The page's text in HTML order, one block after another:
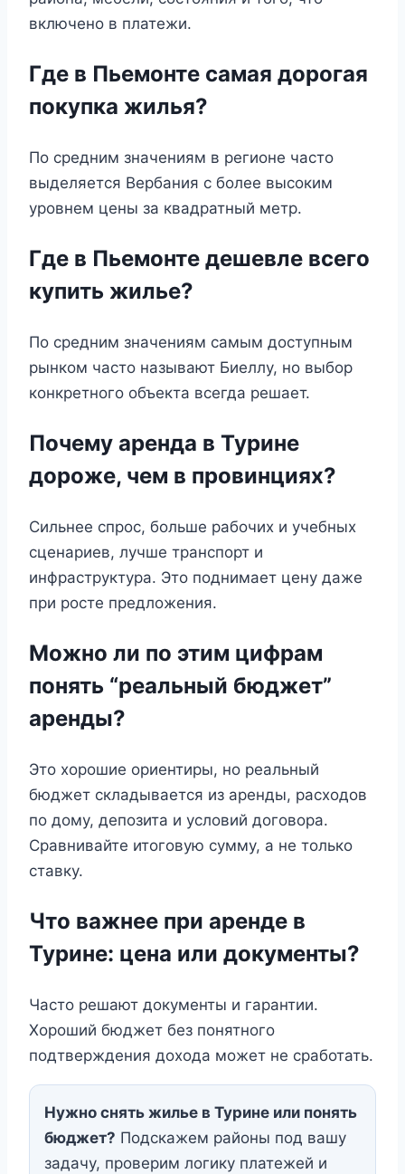
включено в платежи.
Где в Пьемонте самая дорогая
покупка жилья?
По средним значениям в регионе часто
выделяется Вербания с более высоким
уровнем цены за квадратный метр.
Где в Пьемонте дешевле всего
купить жилье?
По средним значениям самым доступным
рынком часто называют Биеллу, но выбор
конкретного объекта всегда решает.
Почему аренда в Турине
дороже, чем в провинциях?
Сильнее спрос, больше рабочих и учебных
сценариев, лучше транспорт и
инфраструктура. Это поднимает цену даже
при росте предложения.
Можно ли по этим цифрам
понять “реальный бюджет”
аренды?
Это хорошие ориентиры, но реальный
бюджет складывается из аренды, расходов
по дому, депозита и условий договора.
Сравнивайте итоговую сумму, а не только
ставку.
Что важнее при аренде в
Турине: цена или документы?
Часто решают документы и гарантии.
Хороший бюджет без понятного
подтверждения дохода может не сработать.
Нужно снять жилье в Турине или понять
бюджет? Подскажем районы под вашу
задачу, проверим логику платежей и